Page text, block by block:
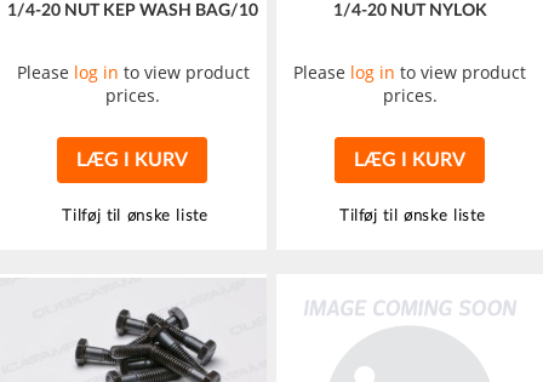
1/4-20 NUT KEP WASH BAG/10
Please log in to view product
prices.
LÆG I KURV
Tilføj til ønske liste
1/4-20 NUT NYLOK
Please log in to view product
prices.
LÆG I KURV
Tilføj til ønske liste